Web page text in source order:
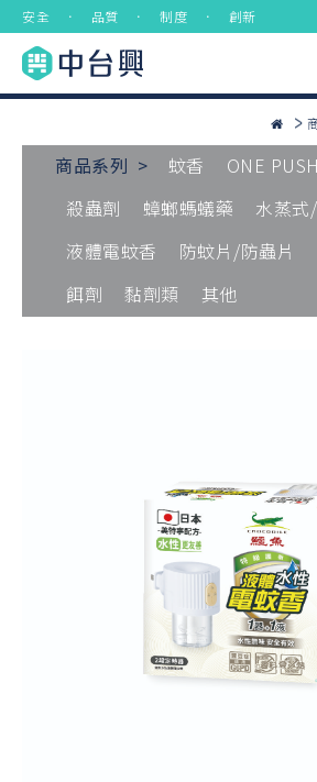
安全 ． 品質 ． 制度 ． 創新
商品系列 > 蚊香
ONE
殺蟲劑
蟑螂螞蟻藥
水蒸式
液體電蚊香
防蚊片/防蟲片
餌劑
黏劑類 其他